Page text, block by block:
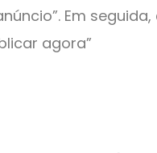
Em seguida,
agora”